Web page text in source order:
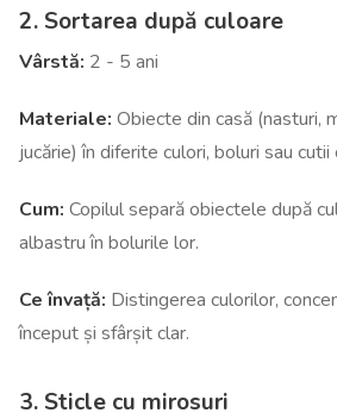
2. Sortarea după culoare
Vârstă: 2 - 5 ani
Materiale: Obiecte din casă (nasturi,
jucărie) în diferite culori, boluri sau
Cum: Copilul separă obiectele după
albastru în bolurile lor.
Ce învață: Distingerea culorilor,
început și sfârșit clar.
3. Sticle cu mirosuri